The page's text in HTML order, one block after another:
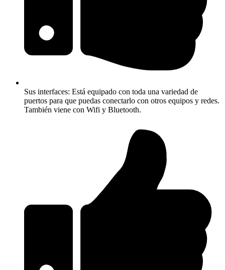
Sus interfaces: Está equipado con toda una variedad de
puertos para que puedas conectarlo con otros equipos y redes.
También viene con Wifi y Bluetooth.